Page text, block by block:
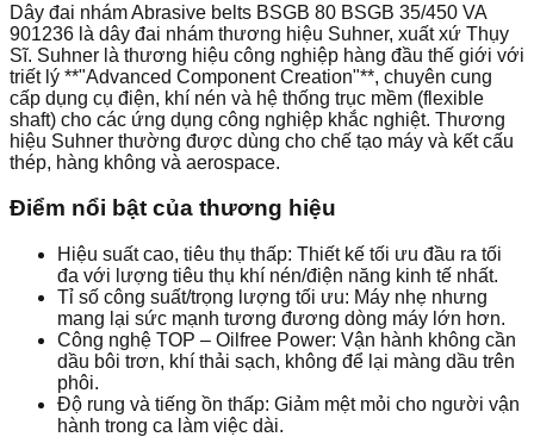
Dây đai nhám Abrasive belts BSGB 80 BSGB 35/450 VA
901236 là dây đai nhám thương hiệu Suhner, xuất xứ Thụy
Sĩ. Suhner là thương hiệu công nghiệp hàng đầu thế giới với
triết lý **"Advanced Component Creation"**, chuyên cung
cấp dụng cụ điện, khí nén và hệ thống trục mềm (flexible
shaft) cho các ứng dụng công nghiệp khắc nghiệt. Thương
hiệu Suhner thường được dùng cho chế tạo máy và kết cấu
thép, hàng không và aerospace.
Điểm nổi bật của thương hiệu
Hiệu suất cao, tiêu thụ thấp: Thiết kế tối ưu đầu ra tối
đa với lượng tiêu thụ khí nén/điện năng kinh tế nhất.
Tỉ số công suất/trọng lượng tối ưu: Máy nhẹ nhưng
mang lại sức mạnh tương đương dòng máy lớn hơn.
Công nghệ TOP – Oilfree Power: Vận hành không cần
dầu bôi trơn, khí thải sạch, không để lại màng dầu trên
phôi.
Độ rung và tiếng ồn thấp: Giảm mệt mỏi cho người vận
hành trong ca làm việc dài.